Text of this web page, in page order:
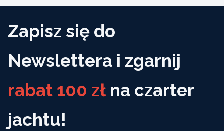
Zapisz się do
Newslettera i zgarnij
rabat 100 zł na czarter
jachtu!